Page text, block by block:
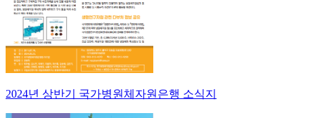
2024년 상반기 국가병원체자원은행 소식지